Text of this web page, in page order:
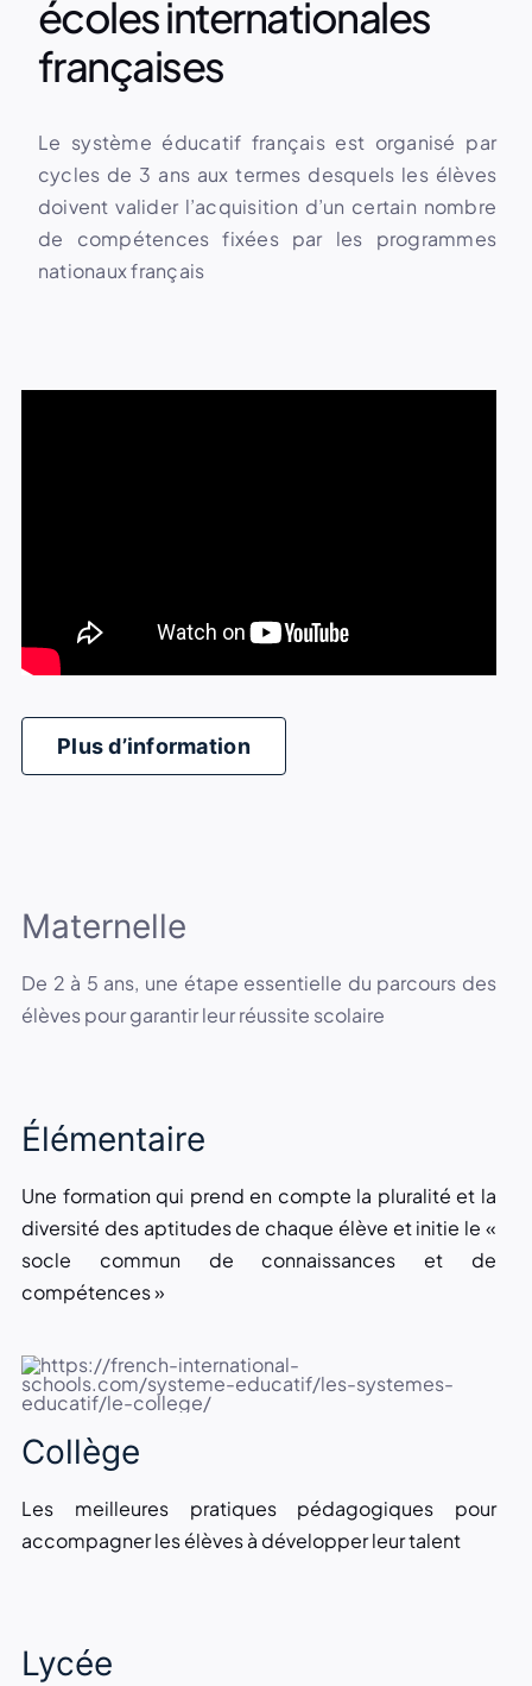
écoles internationales
françaises
Le système éducatif français est organisé par
cycles de 3 ans aux termes desquels les élèves
doivent valider l’acquisition d’un certain nombre
de compétences fixées par les programmes
nationaux français
Plus d’information
Maternelle
De 2 à 5 ans, une étape essentielle du parcours des
élèves pour garantir leur réussite scolaire
Élémentaire
Une formation qui prend en compte la pluralité et la
diversité des aptitudes de chaque élève et initie le «
socle commun de connaissances et de
compétences »
Collège
Les meilleures pratiques pédagogiques pour
accompagner les élèves à développer leur talent
Lycée